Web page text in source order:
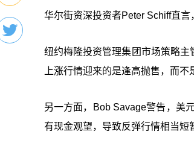
华尔街资深投资者Peter Schiff直言
纽约梅隆投资管理集团市场策略主
上涨行情迎来的是逢高抛售，而不
另一方面，Bob Savage警告，美
有现金观望，导致反弹行情相当短